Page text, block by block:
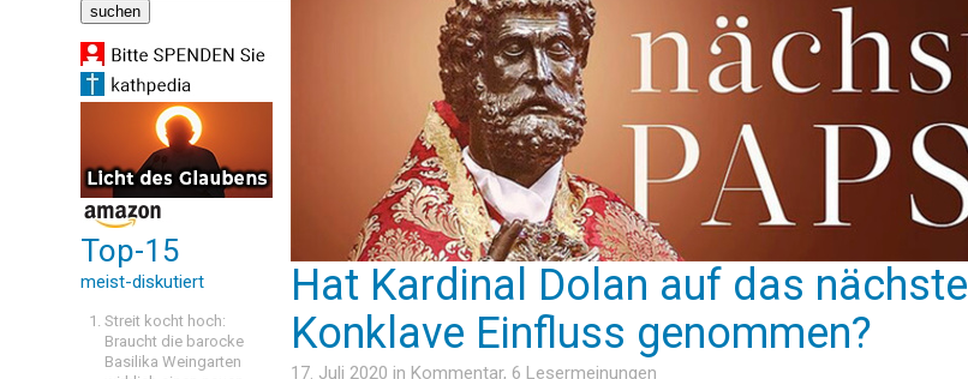
Top-15
meist-diskutiert
Streit kocht hoch:
Braucht die barocke
Basilika Weingarten
Hat Kardinal Dolan auf das nächste
Konklave Einfluss genommen?
17. Juli 2020 in Kommentar, 6 Lesermeinungen